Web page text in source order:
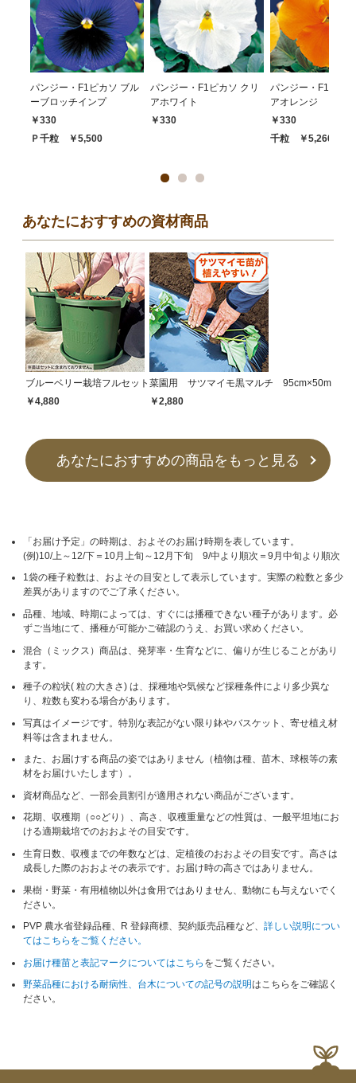
パンジー・F1ピカソ ブル
ーブロッチインプ
￥330
Ｐ千粒 ￥5,500
パンジー・F1ピカソ クリ
アホワイト
￥330
パンジー・F1ピカ
アオレンジ
￥330
千粒 ￥5,260
あなたにおすすめの資材商品
ブルーベリー栽培フルセット
￥4,880
菜園用 サツマイモ黒マルチ 95cm×50m
￥2,880
あなたにおすすめの商品をもっと見る
「お届け予定」の時期は、およそのお届け時期を表しています。
(例)10/上～12/下＝10月上旬～12月下旬 9/中より順次＝9月中旬より順次
1袋の種子粒数は、およその目安として表示しています。実際の粒数と多少
差異がありますのでご了承ください。
品種、地域、時期によっては、すぐには播種できない種子があります。必
ずご当地にて、播種が可能かご確認のうえ、お買い求めください。
混合（ミックス）商品は、発芽率・生育などに、偏りが生じることがあり
ます。
種子の粒状( 粒の大きさ) は、採種地や気候など採種条件により多少異な
り、粒数も変わる場合があります。
写真はイメージです。特別な表記がない限り鉢やバスケット、寄せ植え材
料等は含まれません。
また、お届けする商品の姿ではありません（植物は種、苗木、球根等の素
材をお届けいたします）。
資材商品など、一部会員割引が適用されない商品がございます。
花期、収穫期（○○どり）、高さ、収穫重量などの性質は、一般平坦地にお
ける適期栽培でのおおよその目安です。
生育日数、収穫までの年数などは、定植後のおおよその目安です。高さは
成長した際のおおよその表示です。お届け時の高さではありません。
果樹・野菜・有用植物以外は食用ではありません、動物にも与えないでく
ださい。
PVP 農水省登録品種、R 登録商標、契約販売品種など、詳しい説明につい
てはこちらをご覧ください。
お届け種苗と表記マークについてはこちら をご覧ください。
野菜品種における耐病性、台木についての記号の説明はこちらをご確認く
ださい。